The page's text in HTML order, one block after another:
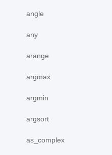
angle
any
arange
argmax
argmin
argsort
as_complex